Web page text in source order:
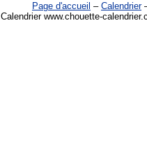
Page d'accueil – Calendrier
Calendrier www.chouette-